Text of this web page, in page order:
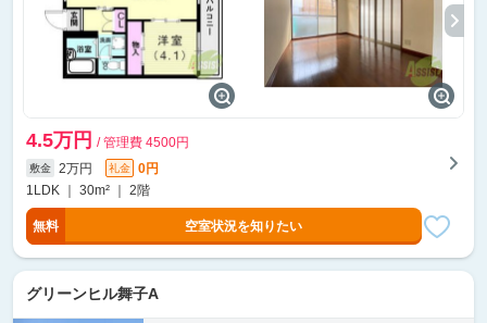
4.5万円 / 管理費 4500円
敷金 2万円 礼金
0円
1LDK ｜ 30m² ｜ 2階
無料 空室状況を知りたい
グリーンヒル舞子A